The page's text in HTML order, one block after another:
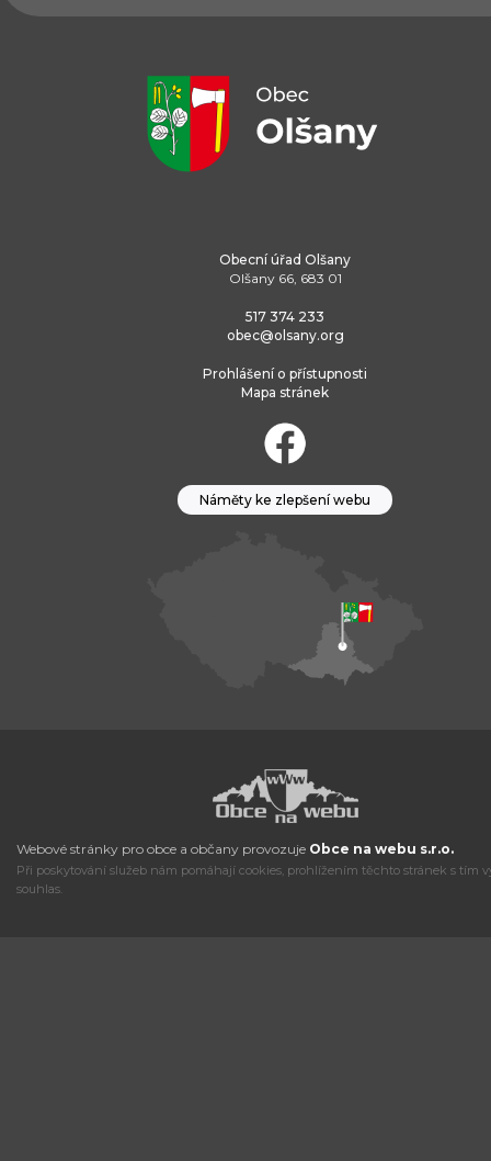
Obecní úřad Olšany
Olšany 66, 683 01
517 374 233
obec@olsany.org
Prohlášení o přístupnosti
Mapa stránek
Náměty ke zlepšení webu
Webové stránky pro obce a občany provozuje Obce na webu s.r.o.
Při poskytování služeb nám pomáhají cookies, prohlížením těchto stránek s tím
souhlas.